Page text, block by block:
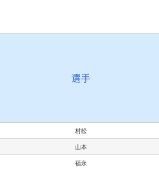
選手
村松
山本
福永